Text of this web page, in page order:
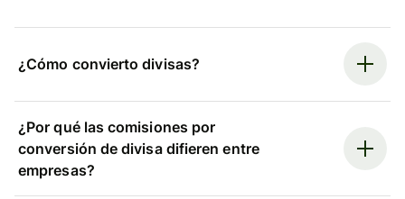
¿Cómo convierto divisas?
¿Por qué las comisiones por
conversión de divisa difieren entre
empresas?